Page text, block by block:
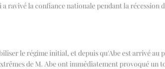
a ravivé la confiance nationale pendant la
le régime initial, et depuis qu'Abe est arrivé
de M. Abe ont immédiatement provoqué un